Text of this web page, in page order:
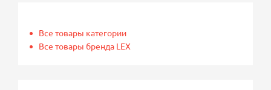
Все товары категории
Все товары бренда LEX